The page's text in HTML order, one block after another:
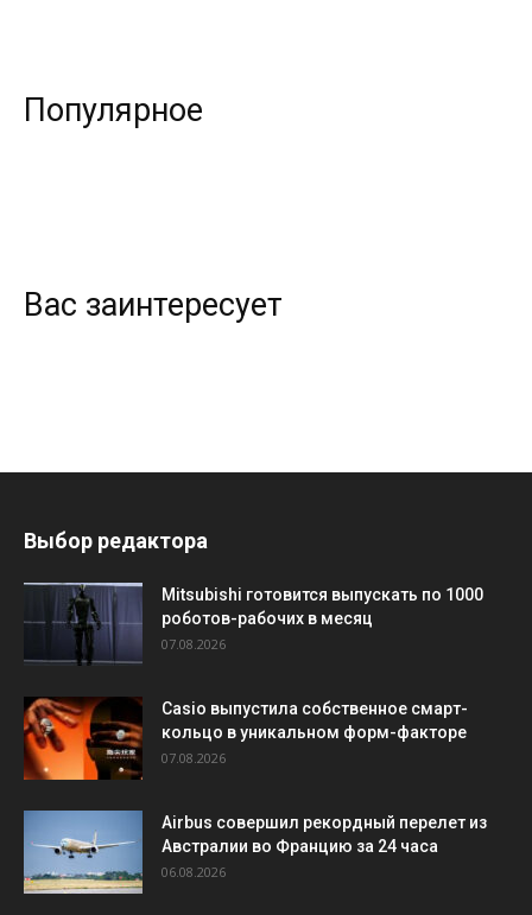
Популярное
Вас заинтересует
Выбор редактора
Mitsubishi готовится выпускать по 1000
роботов-рабочих в месяц
07.08.2026
Casio выпустила собственное смарт-
кольцо в уникальном форм-факторе
07.08.2026
Airbus совершил рекордный перелет из
Австралии во Францию за 24 часа
06.08.2026